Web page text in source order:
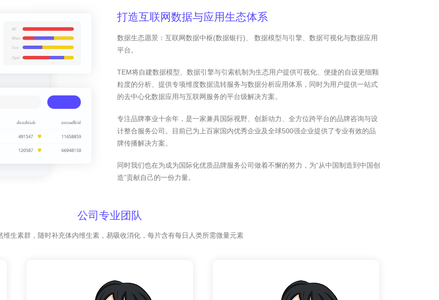
打造互联网数据与应用生态体系
数据生态愿景：互联网数据中枢(数据银行)、 数据模型与引擎、数据可视化与数据应用
平台。
TEM将自建数据模型、数据引擎与引索机制为生态用户提供可视化、便捷的自设更细颗
粒度的分析、提供专项维度数据流转服务与数据分析应用体系，同时为用户提供一站式
的去中心化数据应用与互联网服务的平台级解决方案。
专注品牌事业十余年，是一家兼具国际视野、创新动力、全方位跨平台的品牌咨询与设
计整合服务公司。目前已为上百家国内优秀企业及全球500强企业提供了专业有效的品
牌传播解决方案。
同时我们也在为成为国际化优质品牌服务公司做着不懈的努力，为“从中国制造到中国创
造”贡献自己的一份力量。
公司专业团队
维生素群，随时补充体内维生素，易吸收消化，每片含有每日人类所需微量元素